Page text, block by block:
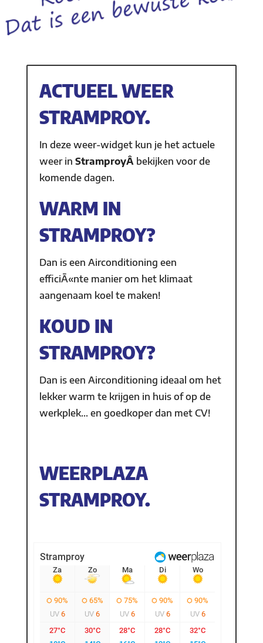
ACTUEEL WEER
STRAMPROY.
In deze weer-widget kun je het actuele
weer in StramproyÂ bekijken voor de
komende dagen.
WARM IN
STRAMPROY?
Dan is een Airconditioning een
efficiÃ«nte manier om het klimaat
aangenaam koel te maken!
KOUD IN
STRAMPROY?
Dan is een Airconditioning ideaal om het
lekker warm te krijgen in huis of op de
werkplek… en goedkoper dan met CV!
WEERPLAZA
STRAMPROY.